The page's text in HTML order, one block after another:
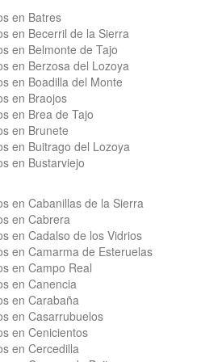
en Batres
en Becerril de la Sierra
en Belmonte de Tajo
en Berzosa del Lozoya
en Boadilla del Monte
en Braojos
en Brea de Tajo
en Brunete
en Buitrago del Lozoya
en Bustarviejo
en Cabanillas de la Sierra
en Cabrera
en Cadalso de los Vidrios
en Camarma de Esteruelas
en Campo Real
en Canencia
en Carabaña
en Casarrubuelos
en Cenicientos
en Cercedilla